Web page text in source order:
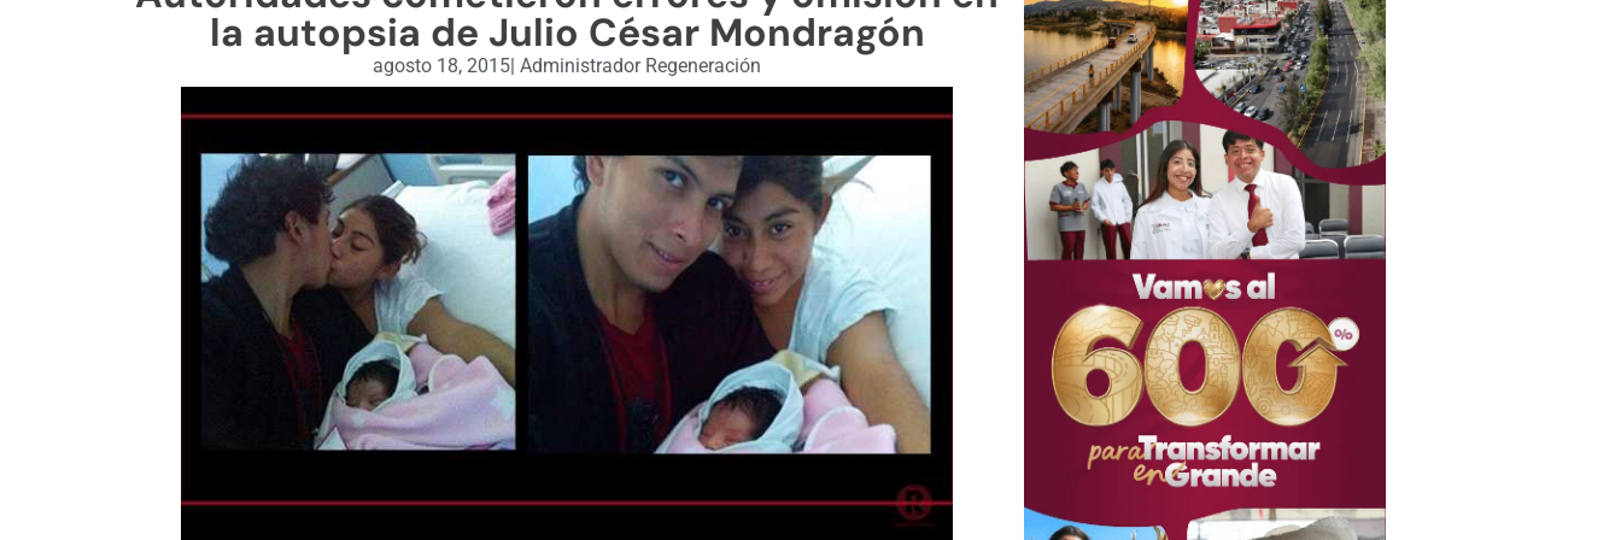
la autopsia de Julio César Mondragón
agosto 18, 2015 Administrador Regeneración